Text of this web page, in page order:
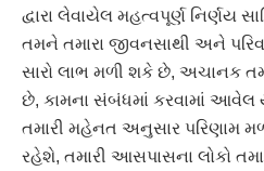
દ્વારા લેવાયેલ મહત્વપૂર્ણ નિર્ણય
તમને તમારા જીવનસાથી અને
સારો લાભ મળી શકે છે, અચાનક
છે, કામના સંબંધમાં કરવામાં
તમારી મહેનત અનુસાર પરિણામ
રહેશે, તમારી આસપાસના લોકો